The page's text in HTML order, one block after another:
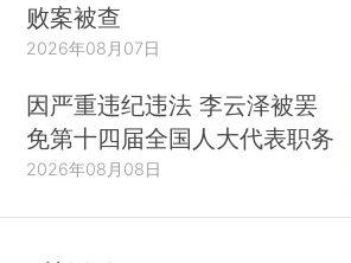
败案被查
2026年08月07日
因严重违纪违法 李云泽被罢
免第十四届全国人大代表职务
2026年08月08日